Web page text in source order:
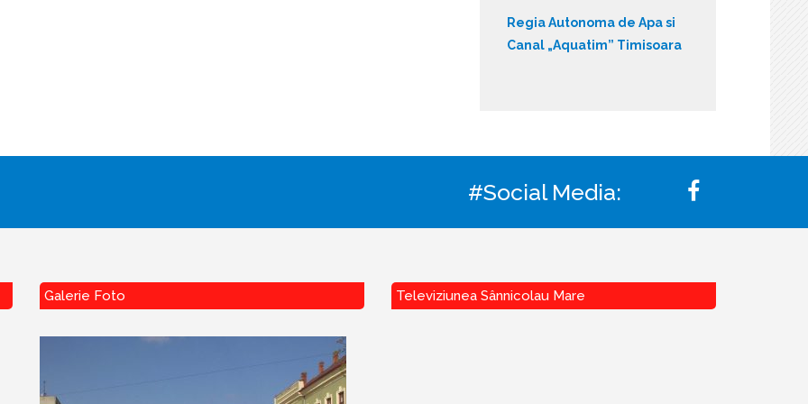
Regia Autonoma de Apa si
Canal „Aquatim” Timisoara
#Social Media:
Galerie Foto Televiziunea Sânnicolau Mare